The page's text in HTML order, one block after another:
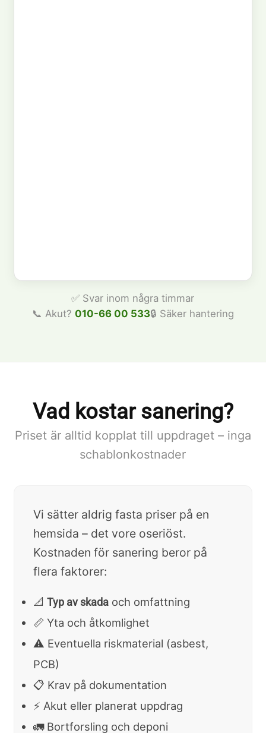
✅ Svar inom några timmar
📞 Akut? 010-66 00 533🔒 Säker hantering
Vad kostar sanering?
Priset är alltid kopplat till uppdraget – inga
schablonkostnader
Vi sätter aldrig fasta priser på en
hemsida – det vore oseriöst.
Kostnaden för sanering beror på
flera faktorer:
📐 Typ av skadaoch omfattning
📏 Yta och åtkomlighet
⚠️ Eventuella riskmaterial (asbest,
PCB)
📋 Krav på dokumentation
⚡ Akut eller planerat uppdrag
🚛 Bortforsling och deponi